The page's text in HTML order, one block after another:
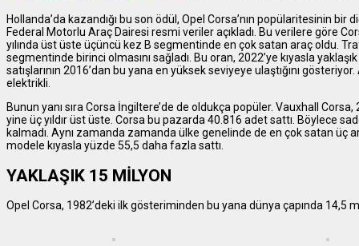
Hollanda’da kazandığı bu son ödül, Opel Corsa’nın popülaritesinin
Federal Motorlu Araç Dairesi resmi veriler açıkladı. Bu verilere göre
yılında üst üste üçüncü kez B segmentinde en çok satan araç oldu.
segmentinde birinci olmasını sağladı. Bu oran, 2022’ye kıyasla
satışlarının 2016’dan bu yana en yüksek seviyeye ulaştığını
elektrikli.
Bunun yanı sıra Corsa İngiltere’de de oldukça popüler. Vauxhall
yine üç yıldır üst üste. Corsa bu pazarda 40.816 adet sattı. Böylece
kalmadı. Aynı zamanda zamanda ülke genelinde de en çok satan üç
modele kıyasla yüzde 55,5 daha fazla sattı.
YAKLAŞIK 15 MİLYON
Opel Corsa, 1982’deki ilk gösteriminden bu yana dünya çapında 14,5